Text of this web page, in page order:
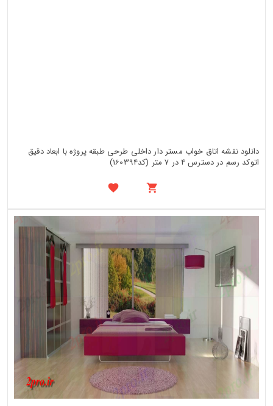
دانلود نقشه اتاق خواب مستر دار داخلی طرحی طبقه پروژه با ابعاد دقیق
اتوکد رسم در دسترس 4 در 7 متر (کد160394)